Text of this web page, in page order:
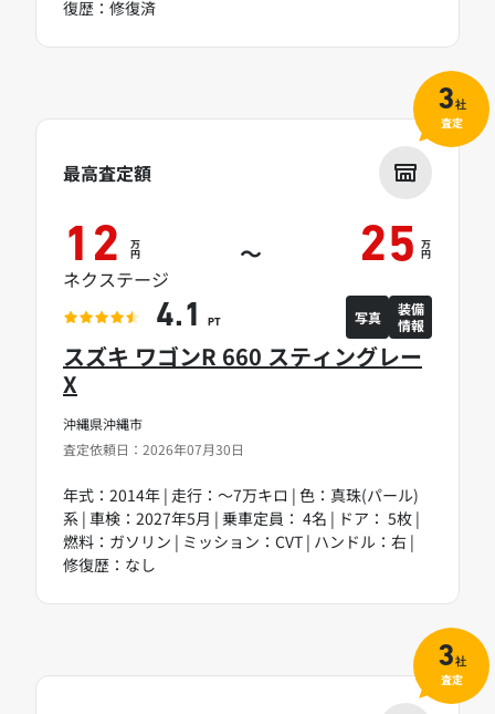
復歴：修復済
沖縄県沖縄市
査定依頼日：2026年07月30日
スズキ ワゴンR 660 スティングレー
X
年式：2014年 | 走行：～7万キロ | 色：真珠(パール)
系 | 車検：2027年5月 | 乗車定員： 4名 | ドア： 5枚 |
燃料：ガソリン | ミッション：CVT | ハンドル：右 |
修復歴：なし
最高査定額
12 万
円 ～ 25 万
円
ネクステージ
4.1 PT 写真
装備
情報
3社
査定
3社
査定